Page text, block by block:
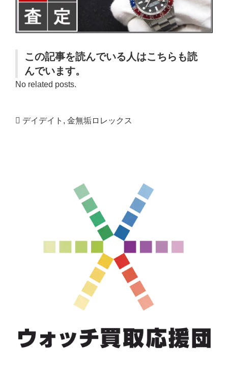
この記事を読んでいる人はこちらも読
んでいます。
No related posts.
デイデイト , 金無垢ロレックス